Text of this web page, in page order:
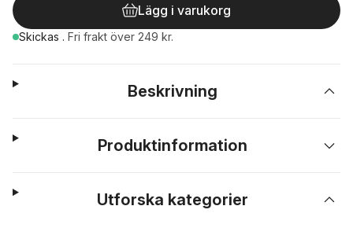
Lägg i varukorg
Skickas . Fri frakt över 249 kr.
Beskrivning
Produktinformation
Utforska kategorier